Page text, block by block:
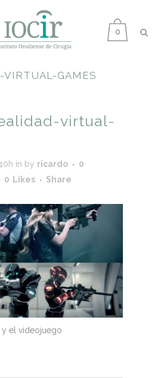
0
VIRTUAL-GAMES
virtual-
in by ricardo
0
0 Likes Share
y el videojuego